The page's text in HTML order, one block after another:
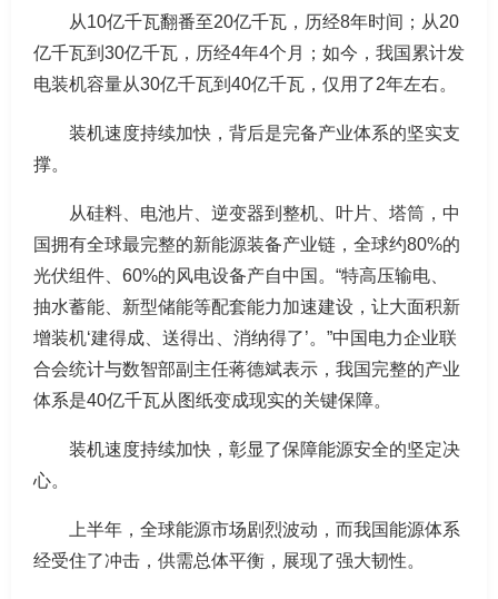
从10亿千瓦翻番至20亿千瓦，历经8年时间；从20
亿千瓦到30亿千瓦，历经4年4个月；如今，我国累计发
电装机容量从30亿千瓦到40亿千瓦，仅用了2年左右。
装机速度持续加快，背后是完备产业体系的坚实支
撑。
从硅料、电池片、逆变器到整机、叶片、塔筒，中
国拥有全球最完整的新能源装备产业链，全球约80%的
光伏组件、60%的风电设备产自中国。“特高压输电、
抽水蓄能、新型储能等配套能力加速建设，让大面积新
增装机‘建得成、送得出、消纳得了’。”中国电力企业联
合会统计与数智部副主任蒋德斌表示，我国完整的产业
体系是40亿千瓦从图纸变成现实的关键保障。
装机速度持续加快，彰显了保障能源安全的坚定决
心。
上半年，全球能源市场剧烈波动，而我国能源体系
经受住了冲击，供需总体平衡，展现了强大韧性。